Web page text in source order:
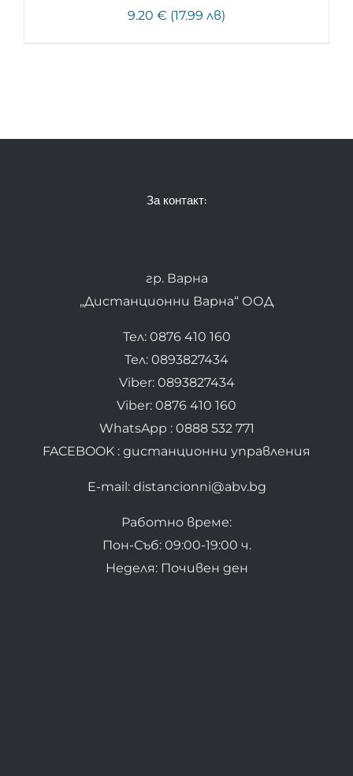
9.20 € (17.99 лв)
За контакт:
гр. Варна
„Дистанционни Варна“ ООД
Тел: 0876 410 160
Тел: 0893827434
Viber: 0893827434
Viber: 0876 410 160
WhatsApp : 0888 532 771
FACEBOOK : дистанционни управления
E-mail: distancionni@abv.bg
Работно време:
Пон-Съб: 09:00-19:00 ч.
Неделя: Почивен ден